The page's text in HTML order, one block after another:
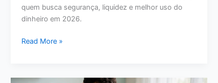
quem busca segurança, liquidez e melhor uso do
dinheiro em 2026.
Tesouro
CDB:
Read More »